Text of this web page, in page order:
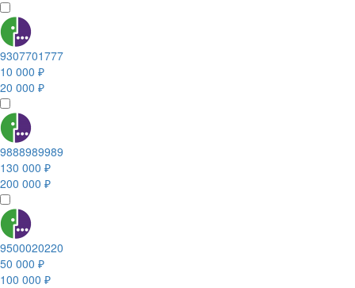
9307701777
10 000 ₽
20 000 ₽
9888989989
130 000 ₽
200 000 ₽
9500020220
50 000 ₽
100 000 ₽